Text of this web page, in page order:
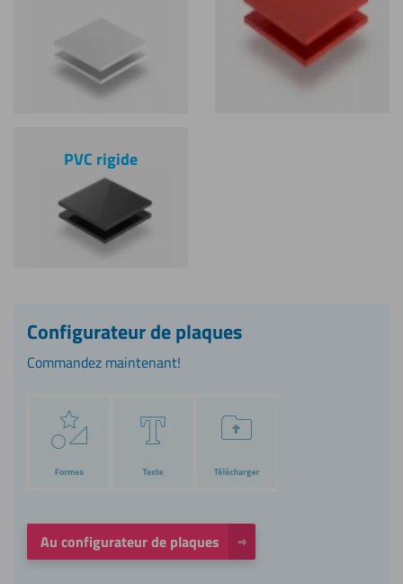
PVC rigide
Configurateur de plaques
Commandez maintenant!
Au configurateur de plaques